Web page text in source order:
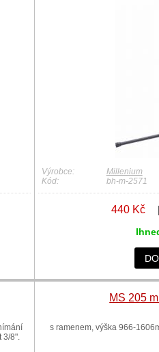
Výrobce:
Millenium
Kód:
bh-m-2571
440 Kč
3/8".
MS 205
s ramenem, výška 966-